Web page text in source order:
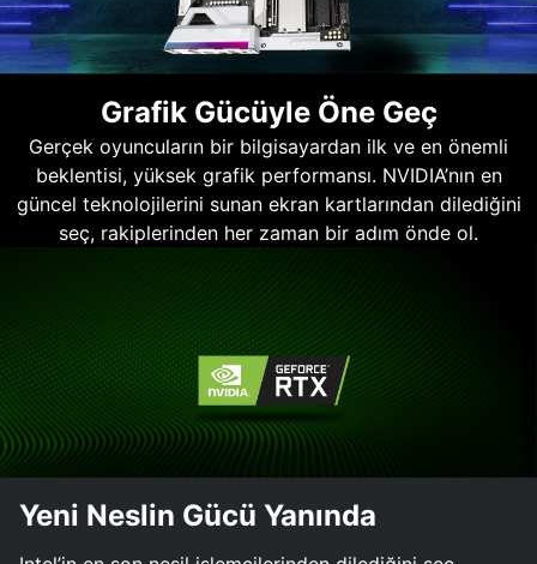
Grafik Gücüyle Öne Geç
Gerçek oyuncuların bir bilgisayardan ilk ve en önemli
beklentisi, yüksek grafik performansı. NVIDIA’nın en
güncel teknolojilerini sunan ekran kartlarından dilediğini
seç, rakiplerinden her zaman bir adım önde ol.
Yeni Neslin Gücü Yanında